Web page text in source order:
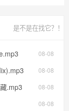
是不是在找它？！
08-08
08-08
08-08
.mp3
08-08